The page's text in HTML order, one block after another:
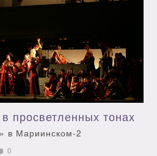
просветленных тонах
в Мариинском-2
0